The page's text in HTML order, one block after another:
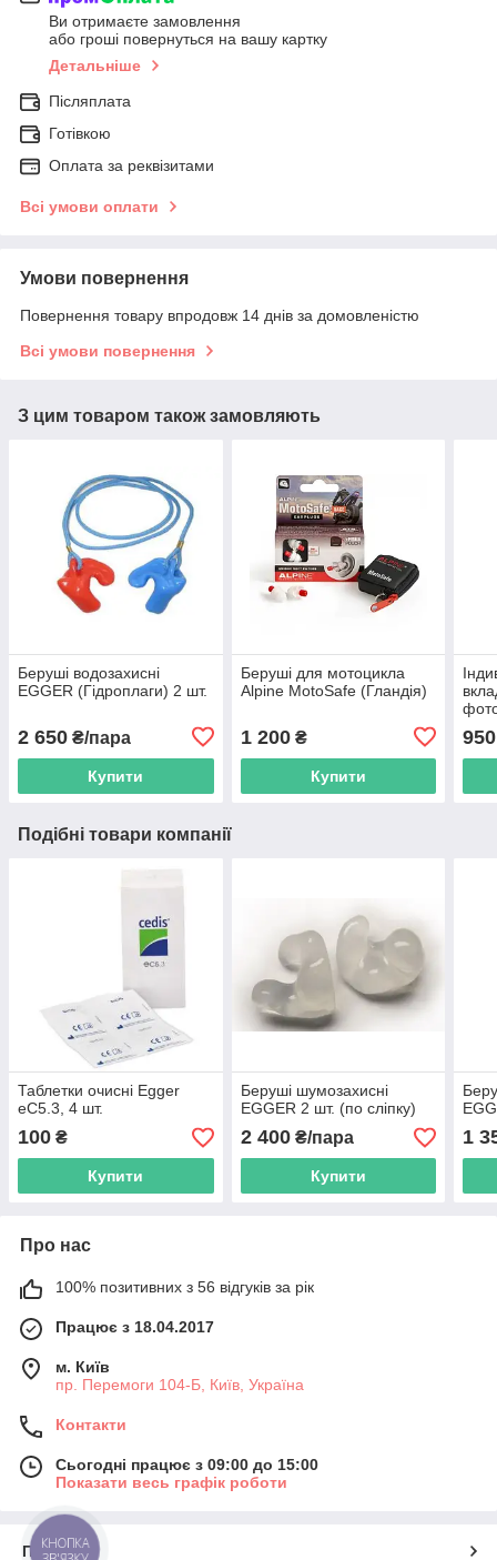
Ви отримаєте замовлення
або гроші повернуться на вашу картку
Детальніше
Післяплата
Готівкою
Оплата за реквізитами
Всі умови оплати
Умови повернення
Повернення товару впродовж 14 днів за домовленістю
Всі умови повернення
З цим товаром також замовляють
Беруші водозахисні
EGGER (Гідроплаги) 2 шт.
2 650 ₴/пара
Купити
Беруші для мотоцикла
Alpine MotoSafe (Гландія)
1 200₴
Купити
950
Подібні товари компанії
Таблетки очисні Egger
eC5.3, 4 шт.
100 ₴
Купити
Беруші шумозахисні
EGGER 2 шт. (по сліпку)
2 400₴/пара
Купити
1
Про нас
100% позитивних з 56 відгуків за рік
Працює з 18.04.2017
м. Київ
пр. Перемоги 104-Б, Київ, Україна
Контакти
Сьогодні працює з 09:00 до 15:00
Показати весь графік роботи
Про нас
КНОПКА